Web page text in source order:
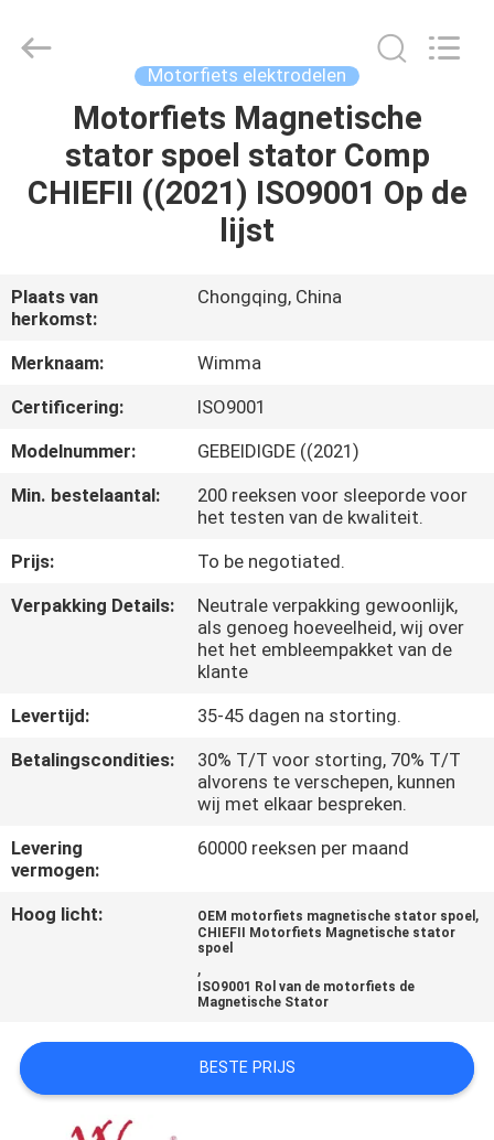
THUIS
PRODUCTEN
OVER
ONS
FABRIEKSTOCHT
KWALITEITSCONTROLE
NIEUWS
OFFERTE
PRIVACYBELEID
Spare
Parts
Motorfiets elektrodelen
Motorfiets Magnetische
stator spoel stator Comp
CHIEFII ((2021) ISO9001 Op de
lijst
Plaats van
herkomst:
Chongqing, China
Merknaam:
Wimma
Certificering:
ISO9001
Modelnummer:
GEBEIDIGDE ((2021)
Min. bestelaantal:
200 reeksen voor sleeporde voor
het testen van de kwaliteit.
Prijs:
To be negotiated.
Verpakking Details:
Neutrale verpakking gewoonlijk,
als genoeg hoeveelheid, wij over
het het embleempakket van de
klante
Levertijd:
35-45 dagen na storting.
Betalingscondities:
30% T/T voor storting, 70% T/T
alvorens te verschepen, kunnen
wij met elkaar bespreken.
Levering
vermogen:
60000 reeksen per maand
Hoog licht: OEM motorfiets magnetische stator spoel ,
CHIEFII Motorfiets Magnetische stator
spoel
,
ISO9001 Rol van de motorfiets de
Magnetische Stator
BESTE PRIJS